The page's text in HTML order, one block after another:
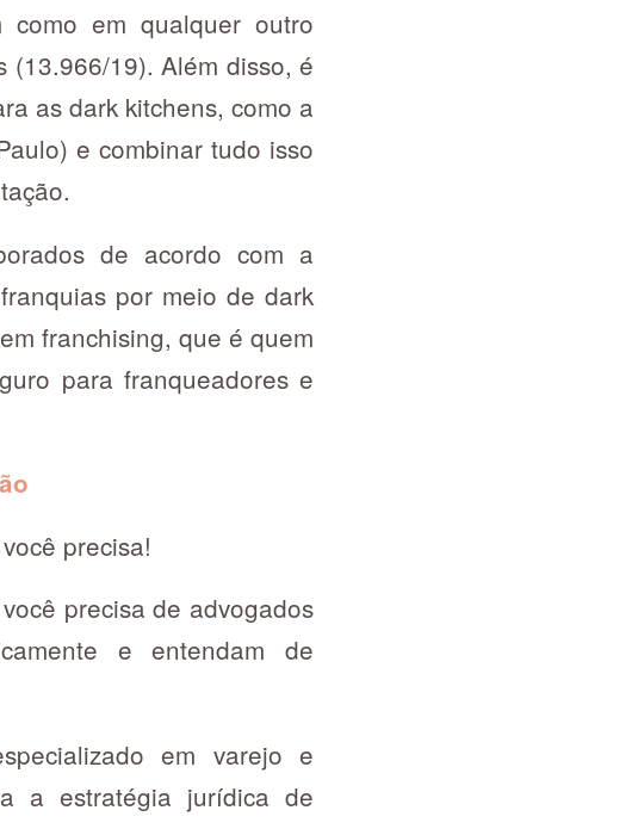
como em qualquer outro
(13.966/19). Além disso, é
as dark kitchens, como a
e combinar tudo isso
de acordo com a
por meio de dark
franchising, que é quem
para franqueadores e
precisa!
precisa de advogados
e entendam de
em varejo e
a estratégia jurídica de